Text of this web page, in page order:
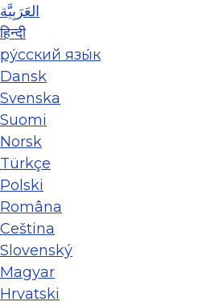
العَرَبِيَّة
हिन्दी
ру́сский язы́к
Dansk
Svenska
Suomi
Norsk
Türkçe
Polski
Româna
Ceština
Slovenský
Magyar
Hrvatski